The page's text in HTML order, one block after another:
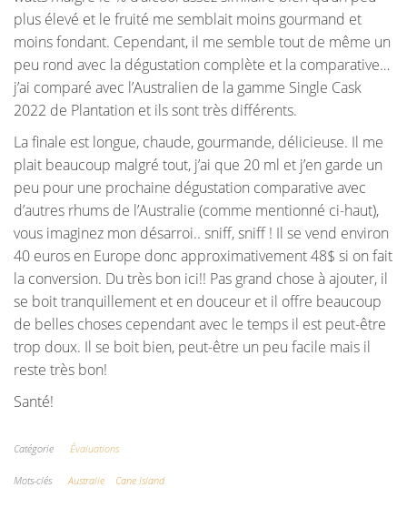
plus élevé et le fruité me semblait moins gourmand et
moins fondant. Cependant, il me semble tout de même un
peu rond avec la dégustation complète et la comparative…
j’ai comparé avec l’Australien de la gamme Single Cask
2022 de Plantation et ils sont très différents.
La finale est longue, chaude, gourmande, délicieuse. Il me
plait beaucoup malgré tout, j’ai que 20 ml et j’en garde un
peu pour une prochaine dégustation comparative avec
d’autres rhums de l’Australie (comme mentionné ci-haut),
vous imaginez mon désarroi.. sniff, sniff ! Il se vend environ
40 euros en Europe donc approximativement 48$ si on fait
la conversion. Du très bon ici!! Pas grand chose à ajouter, il
se boit tranquillement et en douceur et il offre beaucoup
de belles choses cependant avec le temps il est peut-être
trop doux. Il se boit bien, peut-être un peu facile mais il
reste très bon!
Santé!
Catégorie Évaluations
Mots-clés Australie Cane Island